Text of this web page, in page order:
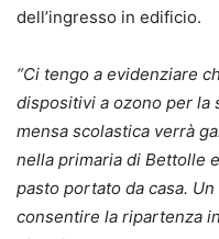
dell’ingresso in edificio.
“Ci tengo a evidenziare
dispositivi a ozono per la
mensa scolastica verrà
nella primaria di Bettolle
pasto portato da casa.
consentire la ripartenza